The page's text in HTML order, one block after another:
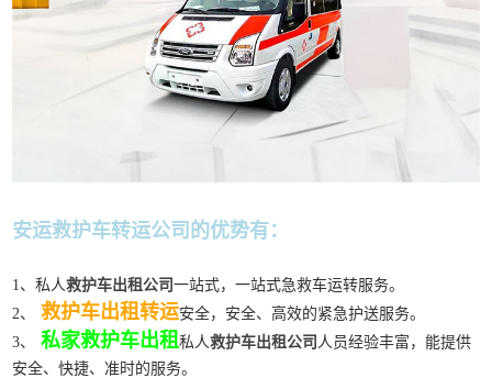
安运救护车转运公司的优势有：
1、私人救护车出租公司一站式，一站式急救车运转服务。
2、
救护车出租转运安全，安全、高效的紧急护送服务。
3、
私家救护车出租私人救护车出租公司 人员经验丰富，能提供
安全、快捷、准时的服务。